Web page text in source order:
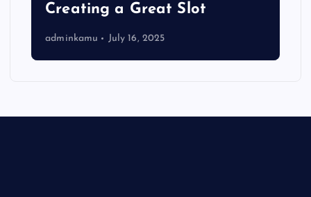
Creating a Great Slot
adminkamu July 16, 2025